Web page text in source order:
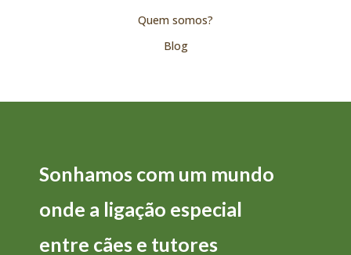
Quem somos?
Blog
Sonhamos com um mundo
onde a ligação especial
entre cães e tutores